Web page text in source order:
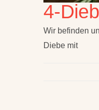
4-
Wir befinden
Diebe mit